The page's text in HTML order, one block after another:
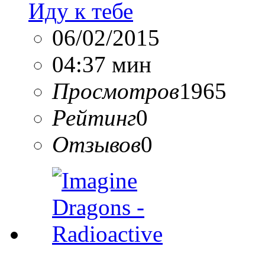
Иду к тебе
06/02/2015
04:37 мин
Просмотров1965
Рейтинг0
Отзывов0